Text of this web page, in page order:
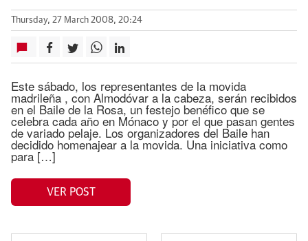
Thursday, 27 March 2008, 20:24
Este sábado, los representantes de la movida
madrileña , con Almodóvar a la cabeza, serán recibidos
en el Baile de la Rosa, un festejo benéfico que se
celebra cada año en Mónaco y por el que pasan gentes
de variado pelaje. Los organizadores del Baile han
decidido homenajear a la movida. Una iniciativa como
para […]
VER POST